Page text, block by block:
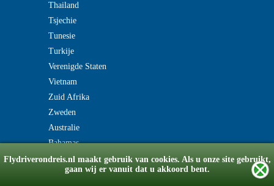
Flydriverondreis.nl maakt gebruik van cookies. Als u onze site gebruikt,
gaan wij er vanuit dat u akkoord bent.
Thailand
Tsjechie
Tunesie
Turkije
Verenigde Staten
Vietnam
Zuid Afrika
Zweden
Australie
Bahamas
© Copyright 2008-2026 flydriverondreis.nl